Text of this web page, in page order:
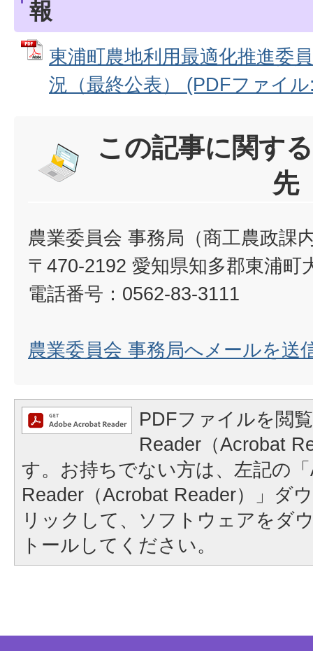
報
東浦町農地利用最適化推進委
況（最終公表） (PDFファイ
この記事に関す
先
農業委員会 事務局（商工農政課
〒470-2192 愛知県知多郡東浦町
電話番号：0562-83-3111
農業委員会 事務局へメールを送
PDFファイルを閲
Reader（Acrobat
す。お持ちでない方は、左記の
Reader（Acrobat Reader）」ダ
リックして、ソフトウェアをダ
トールしてください。